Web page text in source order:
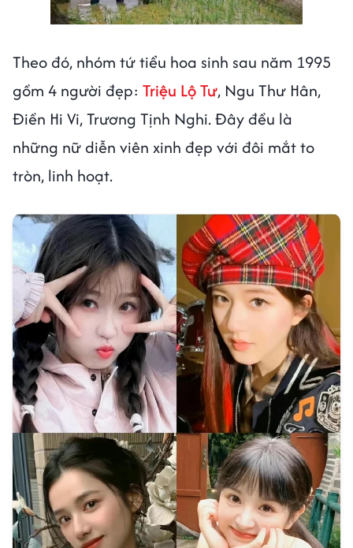
Theo đó, nhóm tứ tiểu hoa sinh sau năm 1995
gồm 4 người đẹp: Triệu Lộ Tư, Ngu Thư Hân,
Điền Hi Vi, Trương Tịnh Nghi. Đây đều là
những nữ diễn viên xinh đẹp với đôi mắt to
tròn, linh hoạt.